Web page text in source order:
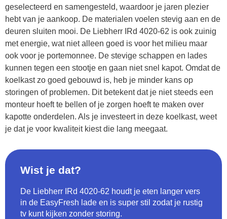
geselecteerd en samengesteld, waardoor je jaren plezier
hebt van je aankoop. De materialen voelen stevig aan en de
deuren sluiten mooi. De Liebherr IRd 4020-62 is ook zuinig
met energie, wat niet alleen goed is voor het milieu maar
ook voor je portemonnee. De stevige schappen en lades
kunnen tegen een stootje en gaan niet snel kapot. Omdat de
koelkast zo goed gebouwd is, heb je minder kans op
storingen of problemen. Dit betekent dat je niet steeds een
monteur hoeft te bellen of je zorgen hoeft te maken over
kapotte onderdelen. Als je investeert in deze koelkast, weet
je dat je voor kwaliteit kiest die lang meegaat.
Wist je dat?
De Liebherr IRd 4020-62 houdt je eten langer vers
in de EasyFresh lade en is super stil zodat je rustig
tv kunt kijken zonder storing.